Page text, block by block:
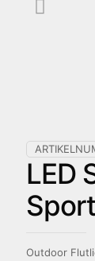
LED
Outdoor